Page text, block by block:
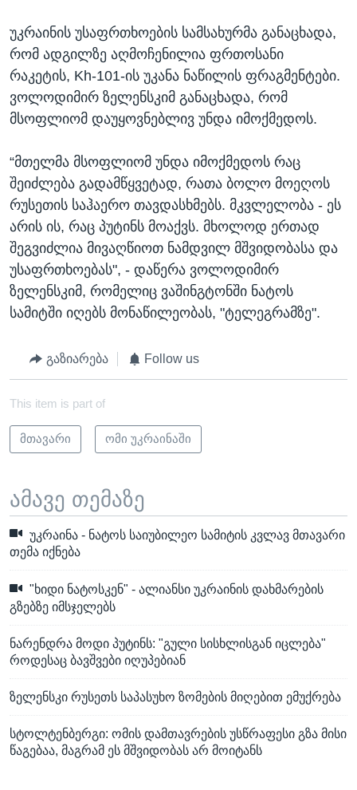
უკრაინის უსაფრთხოების სამსახურმა განაცხადა,
რომ ადგილზე აღმოჩენილია ფრთოსანი
რაკეტის, Kh-101-ის უკანა ნაწილის ფრაგმენტები.
ვოლოდიმირ ზელენსკიმ განაცხადა, რომ
მსოფლიომ დაუყოვნებლივ უნდა იმოქმედოს.
“მთელმა მსოფლიომ უნდა იმოქმედოს რაც
შეიძლება გადამწყვეტად, რათა ბოლო მოეღოს
რუსეთის საჰაერო თავდასხმებს. მკვლელობა - ეს
არის ის, რაც პუტინს მოაქვს. მხოლოდ ერთად
შეგვიძლია მივაღწიოთ ნამდვილ მშვიდობასა და
უსაფრთხოებას", - დაწერა ვოლოდიმირ
ზელენსკიმ, რომელიც ვაშინგტონში ნატოს
სამიტში იღებს მონაწილეობას, "ტელეგრამზე".
გაზიარება Follow us
This item is part of
მთავარი ომი უკრაინაში
ამავე თემაზე
უკრაინა - ნატოს საიუბილეო სამიტის კვლავ მთავარი
თემა იქნება
"ხიდი ნატოსკენ" - ალიანსი უკრაინის დახმარების
გზებზე იმსჯელებს
ნარენდრა მოდი პუტინს: "გული სისხლისგან იცლება"
როდესაც ბავშვები იღუპებიან
ზელენსკი რუსეთს საპასუხო ზომების მიღებით ემუქრება
სტოლტენბერგი: ომის დამთავრების უსწრაფესი გზა მისი
წაგებაა, მაგრამ ეს მშვიდობას არ მოიტანს